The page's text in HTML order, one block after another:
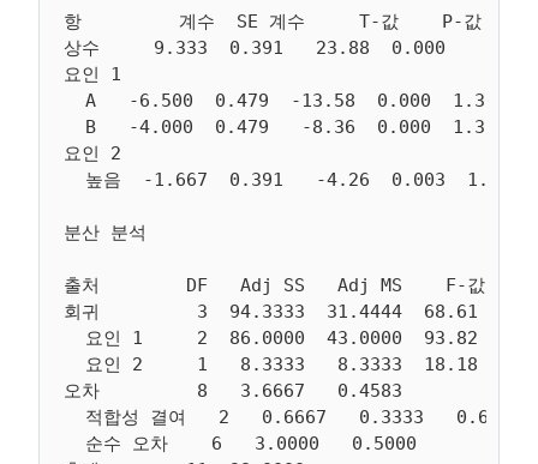
항         계수  SE 계수     T-값    P-값
상수     9.333  0.391   23.88  0.000
요인 1
  A   -6.500  0.479  -13.58  0.000  1.33
  B   -4.000  0.479   -8.36  0.000  1.33
요인 2
분산 분석
출처        DF   Adj SS   Adj MS    F-값
회귀         3  94.3333  31.4444  68.61
요인 1     2  86.0000  43.0000  93.82
요인 2     1   8.3333   8.3333  18.18
오차         8   3.6667   0.4583
적합성 결여   2   0.6667   0.3333   0.67
  순수 오차    6   3.0000   0.5000